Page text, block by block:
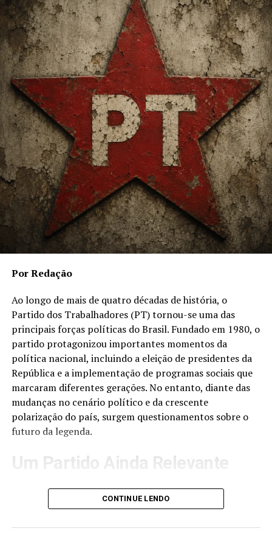
diferentes segmentos da sociedade, incluindo
empresários, produtores rurais, grupos conservadores,
religiosos e cidadãos que defendem maior rigor no
combate à criminalidade e à corrupção.
Mesmo após o término do mandato presidencial, o
movimento manteve forte presença nas redes sociais e
continua influenciando eleições municipais, estaduais e
nacionais. Diversos políticos identificados com essa
corrente foram eleitos para cargos legislativos e
executivos em diferentes regiões do país.
Críticas e Controvérsias
O bolsonarismo também é alvo de críticas de setores da
oposição e de especialistas que apontam riscos de
polarização política e tensões institucionais. Debates
sobre liberdade de expressão, funcionamento das
instituições democráticas e disseminação de
informações nas redes sociais permanecem no centro
das discussões envolvendo o movimento.
Para seus apoiadores, o bolsonarismo representa a
defesa de valores conservadores, patriotismo e maior
participação popular na política. Já seus críticos
afirmam que determinadas posturas do movimento
podem contribuir para o aumento da polarização e
dificultar o diálogo entre diferentes correntes
ideológicas.
Perspectivas Futuras
brasileira nos próximos anos, independentemente da
participação direta de Bolsonaro em futuras disputas
Por Redação
Ao longo de mais de quatro décadas de história, o
Partido dos Trabalhadores (PT) tornou-se uma das
principais forças políticas do Brasil. Fundado em 1980, o
partido protagonizou importantes momentos da
política nacional, incluindo a eleição de presidentes da
República e a implementação de programas sociais que
marcaram diferentes gerações. No entanto, diante das
mudanças no cenário político e da crescente
polarização do país, surgem questionamentos sobre o
futuro da legenda.
Um Partido Ainda Relevante
Apesar das críticas e desafios enfrentados nos últimos
anos, o PT continua sendo uma das maiores
presença nacional, possui representantes no Congresso
CONTINUE LENDO